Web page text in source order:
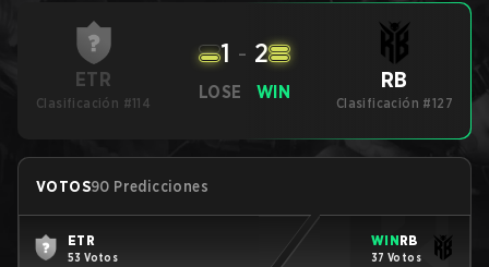
ETR
Clasificación #114
LOSE
1 - 2
WIN RB
Clasificación #127
VOTOS90 Predicciones
ETR
53 Votos
WINRB
37 Votos